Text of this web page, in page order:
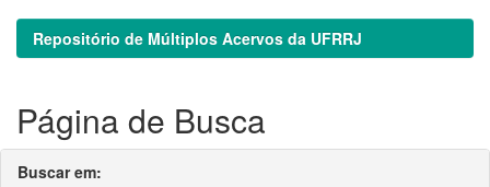
Repositório de Múltiplos Acervos da UFRRJ
Página de Busca
Buscar em: